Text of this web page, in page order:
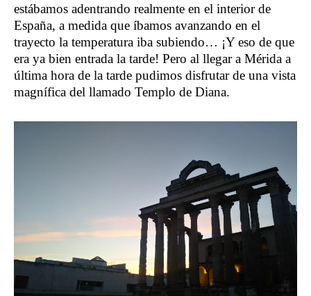
estábamos adentrando realmente en el interior de
España, a medida que íbamos avanzando en el
trayecto la temperatura iba subiendo… ¡Y eso de que
era ya bien entrada la tarde! Pero al llegar a Mérida a
última hora de la tarde pudimos disfrutar de una vista
magnífica del llamado Templo de Diana.